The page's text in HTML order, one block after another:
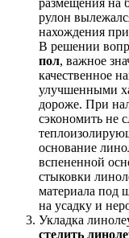
рулон
нахождения
В решении
пол, важное
качественное
улучшенными
дороже. При
сэкономить не
основание
вспененной
стыковки
материала под
на усадку и
Укладка
стелить